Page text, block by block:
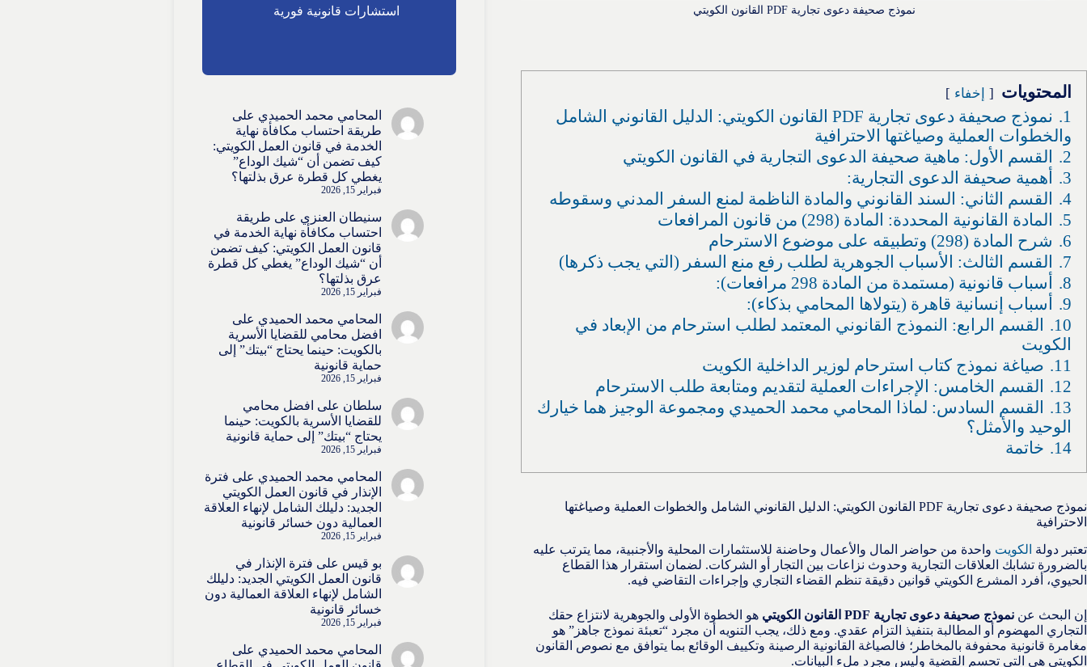
نموذج صحيفة دعوى تجارية PDF القانون الكويتي
المحتويات إخفاء
1.
نموذج صحيفة دعوى تجارية PDF القانون الكويتي: الدليل القانوني الشامل
والخطوات العملية وصياغتها الاحترافية
2.
القسم الأول: ماهية صحيفة الدعوى التجارية في القانون الكويتي
3.
أهمية صحيفة الدعوى التجارية:
4.
القسم الثاني: السند القانوني والمادة الناظمة لمنع السفر المدني وسقوطه
5.
المادة القانونية المحددة: المادة (298) من قانون المرافعات
6.
شرح المادة (298) وتطبيقه على موضوع الاسترحام
7.
القسم الثالث: الأسباب الجوهرية لطلب رفع منع السفر (التي يجب ذكرها)
8.
أسباب قانونية (مستمدة من المادة 298 مرافعات):
9.
أسباب إنسانية قاهرة (يتولاها المحامي بذكاء):
10.
القسم الرابع: النموذج القانوني المعتمد لطلب استرحام من الإبعاد في
الكويت
11.
صياغة نموذج كتاب استرحام لوزير الداخلية الكويت
12.
القسم الخامس: الإجراءات العملية لتقديم ومتابعة طلب الاسترحام
13.
القسم السادس: لماذا المحامي محمد الحميدي ومجموعة الوجيز هما خيارك
الوحيد والأمثل؟
14.
خاتمة
نموذج صحيفة دعوى تجارية PDF القانون الكويتي: الدليل القانوني الشامل والخطوات العملية وصياغتها
الاحترافية
تعتبر دولة الكويت واحدة من حواضر المال والأعمال وحاضنة للاستثمارات المحلية والأجنبية، مما يترتب عليه
بالضرورة تشابك العلاقات التجارية وحدوث نزاعات بين التجار أو الشركات. لضمان استقرار هذا القطاع
الحيوي، أفرد المشرع الكويتي قوانين دقيقة تنظم القضاء التجاري وإجراءات التقاضي فيه.
إن البحث عن نموذج صحيفة دعوى تجارية PDF القانون الكويتي
هو الخطوة الأولى والجوهرية لانتزاع حقك
التجاري المهضوم أو المطالبة بتنفيذ التزام عقدي. ومع ذلك، يجب التنويه أن مجرد “تعبئة نموذج جاهز” هو
مغامرة قانونية محفوفة بالمخاطر؛ فالصياغة القانونية الرصينة وتكييف الوقائع بما يتوافق مع نصوص القانون
الكويتي هي التي تحسم القضية وليس مجرد ملء البيانات.
استشارات قانونية فورية
المحامي محمد الحميدي على
طريقة احتساب مكافأة نهاية
الخدمة في قانون العمل الكويتي:
كيف تضمن أن “شيك الوداع”
يغطي كل قطرة عرق بذلتها؟
فبراير 15, 2026
سنيطان العنزي على طريقة
احتساب مكافأة نهاية الخدمة في
قانون العمل الكويتي: كيف تضمن
أن “شيك الوداع” يغطي كل قطرة
عرق بذلتها؟
فبراير 15, 2026
المحامي محمد الحميدي على
افضل محامي للقضايا الأسرية
بالكويت: حينما يحتاج “بيتك” إلى
حماية قانونية
فبراير 15, 2026
سلطان على افضل محامي
للقضايا الأسرية بالكويت: حينما
يحتاج “بيتك” إلى حماية قانونية
فبراير 15, 2026
المحامي محمد الحميدي على فترة
الإنذار في قانون العمل الكويتي
الجديد: دليلك الشامل لإنهاء العلاقة
العمالية دون خسائر قانونية
فبراير 15, 2026
بو قيس على فترة الإنذار في
قانون العمل الكويتي الجديد: دليلك
الشامل لإنهاء العلاقة العمالية دون
خسائر قانونية
فبراير 15, 2026
المحامي محمد الحميدي على